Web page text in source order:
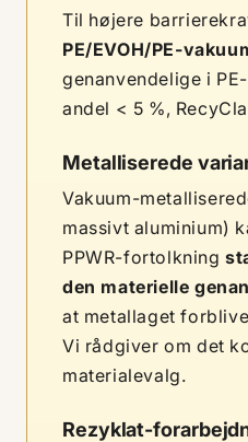
Til højere
PE/EVOH/PE-
genanvendelige i
andel < 5 %,
Metalliserede
Vakuum-
massivt aluminium)
PPWR-fortolkning
den materielle
at metallaget
Vi rådgiver om det
materialevalg.
Rezyklat-